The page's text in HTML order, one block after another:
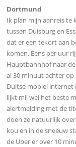
Dortmund
Ik plan mijn aanreis te
tussen Duisburg en
dat er een tekort aan
komen. Eens per uur
Hauptbahnhof naar
al 30 minuut achter
Duitse mobiel internet
lijkt mij wel het beste
alertmelding met de
doen ze natuurlijk
kou en in de sneeuw
de Uber er over 10